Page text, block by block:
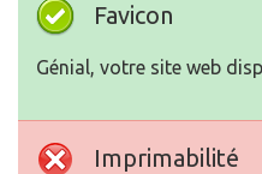
Favicon
Génial, votre site web
Imprimabilité